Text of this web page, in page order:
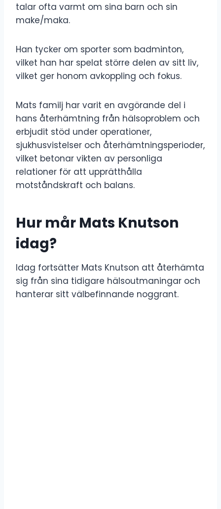
talar ofta varmt om sina barn och sin
make/maka.
Han tycker om sporter som badminton,
vilket han har spelat större delen av sitt liv,
vilket ger honom avkoppling och fokus.
Mats familj har varit en avgörande del i
hans återhämtning från hälsoproblem och
erbjudit stöd under operationer,
sjukhusvistelser och återhämtningsperioder,
vilket betonar vikten av personliga
relationer för att upprätthålla
motståndskraft och balans.
Hur mår Mats Knutson
idag?
Idag fortsätter Mats Knutson att återhämta
sig från sina tidigare hälsoutmaningar och
hanterar sitt välbefinnande noggrant.